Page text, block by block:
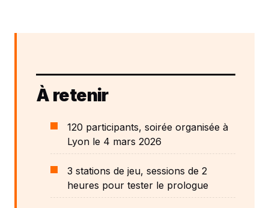
À retenir
120 participants, soirée organisée à
Lyon le 4 mars 2026
3 stations de jeu, sessions de 2
heures pour tester le prologue